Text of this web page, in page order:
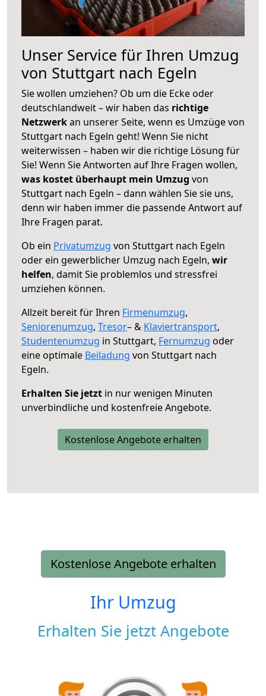
Unser Service für Ihren Umzug
von Stuttgart nach Egeln
Sie wollen umziehen? Ob um die Ecke oder
deutschlandweit – wir haben das richtige
Netzwerkan unserer Seite, wenn es Umzüge von
Stuttgart nach Egeln geht! Wenn Sie nicht
weiterwissen – haben wir die richtige Lösung für
Sie! Wenn Sie Antworten auf Ihre Fragen wollen,
was kostet überhaupt mein Umzug von
Stuttgart nach Egeln – dann wählen Sie sie uns,
denn wir haben immer die passende Antwort auf
Ihre Fragen parat.
Ob ein Privatumzug von Stuttgart nach Egeln
oder ein gewerblicher Umzug nach Egeln, wir
helfen, damit Sie problemlos und stressfrei
umziehen können.
Allzeit bereit für Ihren Firmenumzug,
Seniorenumzug, Tresor– & Klaviertransport,
Studentenumzug in Stuttgart, Fernumzug oder
eine optimale Beiladung von Stuttgart nach
Egeln.
Erhalten Sie jetzt in nur wenigen Minuten
unverbindliche und kostenfreie Angebote.
Kostenlose Angebote erhalten
Kostenlose Angebote erhalten
Ihr Umzug
Erhalten Sie jetzt Angebote